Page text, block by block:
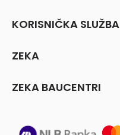
KORISNIČKA SLUŽBA
ZEKA
ZEKA BAUCENTRI